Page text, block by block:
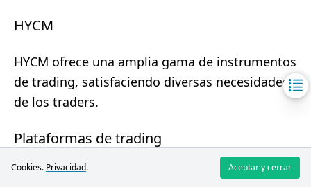
HYCM
HYCM ofrece una amplia gama de instrumentos
de trading, satisfaciendo diversas necesidades
de los traders.
Plataformas de trading
Broker HYCM
Cookies. Privacidad. Aceptar y cerrar